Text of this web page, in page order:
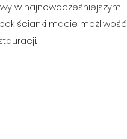
w najnowocześniejszym
ścianki macie możliwość